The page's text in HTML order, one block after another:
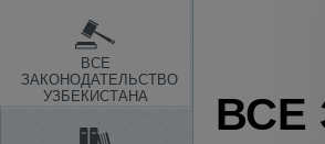
ВСЕ
ЗАКОНОДАТЕЛЬСТВО
УЗБЕКИСТАНА
ВСЕ